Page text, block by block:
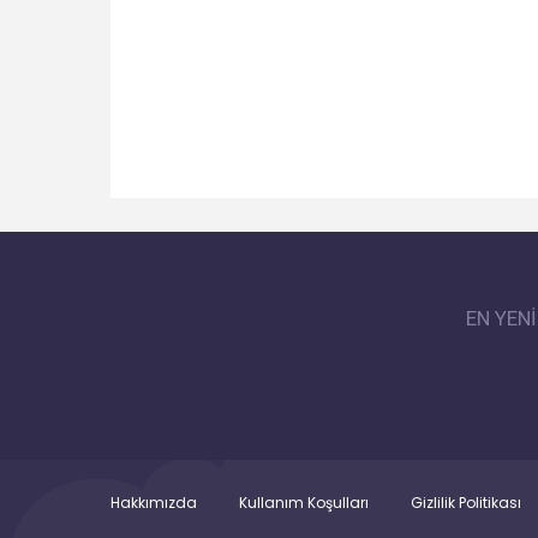
EN
Hakkımızda Kullanım Koşulları Gizlilik Politikası